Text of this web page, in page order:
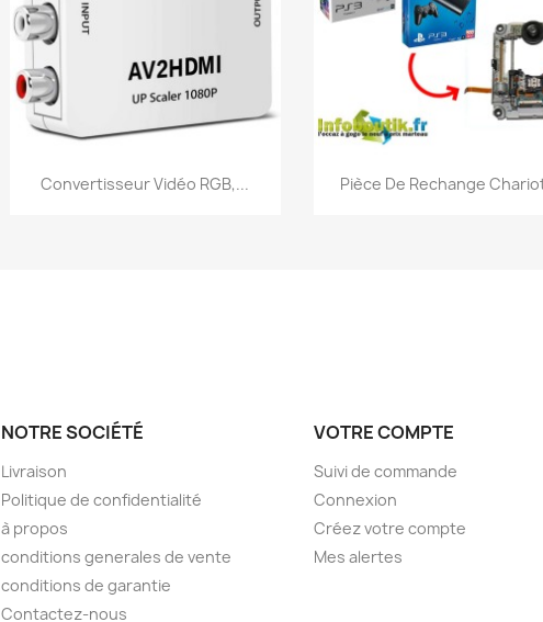
Aperçu rapide
Convertisseur Vidéo RGB,... Aperçu rapide
Pièce De Rechange
NOTRE SOCIÉTÉ
Livraison
Politique de confidentialité
à propos
conditions generales de vente
conditions de garantie
Contactez-nous
VOTRE COMPTE
Suivi de commande
Connexion
Créez votre compte
Mes alertes